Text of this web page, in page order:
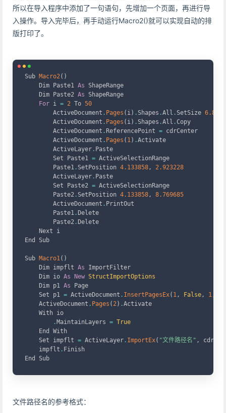
所以在导入程序中添加了一句语句，先增加一个页面，再进行导
入操作。导入完毕后，再手动运行Macro2()就可以实现自动的排
版打印了。
Sub Macro2( )
    Dim Paste1
As ShapeRange
    Dim Paste2
As ShapeRange
For i = 2 To 50
        ActiveDocument
. Pages ( i) . Shapes .All . SetSize
        ActiveDocument
. Pages ( i) . Shapes .All .Copy
        ActiveDocument
.ReferencePoint = cdrCenter
        ActiveDocument
. Pages ( 1) .Activate
        ActiveLayer
. Paste
        Set Paste1
= ActiveSelectionRange
        Paste1
. SetPosition 4.133858,
2.923228
        ActiveLayer
. Paste
        Set Paste2
= ActiveSelectionRange
        Paste2
. SetPosition 4.133858,
8.769685
        ActiveDocument
. PrintOut
        Paste1
.Delete
        Paste2
.Delete
    Next i
End Sub
Sub Macro1( )
    Dim impflt
As ImportFilter
    Dim io
As New StructImportOptions
    Dim p1
As Page
    Set p1
= ActiveDocument . InsertPagesEx( 1, False, 1,
    ActiveDocument
. Pages ( 2) .Activate
    With io
.MaintainLayers = True
    End With
    Set impflt
= ActiveLayer . ImportEx( "文件路径名" , cdrAI9
    impflt
. Finish
文件路径名的参考格式：